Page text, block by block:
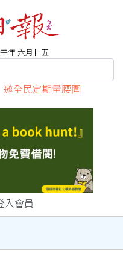
年 六月廿五
全民定期量腰圍
入會員